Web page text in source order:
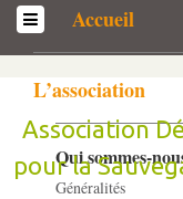
Accueil
L’association
Qui sommes-­
Généralités
Association
pour la